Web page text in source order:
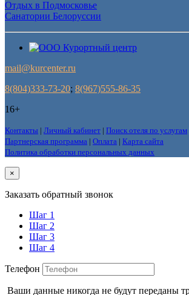
Отдых в Подмосковье
Санатории Белоруссии
mail@kurcenter.ru
8(804)333-73-20; 8(967)555-86-35
16+
Контакты | Личный кабинет | Поиск отеля по услугам
Партнерская программа | Оплата | Карта сайта
Политика обработки персональных данных
×
Заказать обратный звонок
Шаг 1
Шаг 2
Шаг 3
Шаг 4
Телефон
Ваши данные никогда не будут переданы